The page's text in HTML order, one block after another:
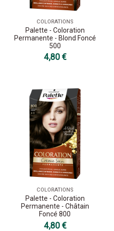
COLORATIONS
Palette - Coloration
Permanente - Blond Foncé
500
4,80 €
COLORATIONS
Palette - Coloration
Permanente - Châtain
Foncé 800
4,80 €